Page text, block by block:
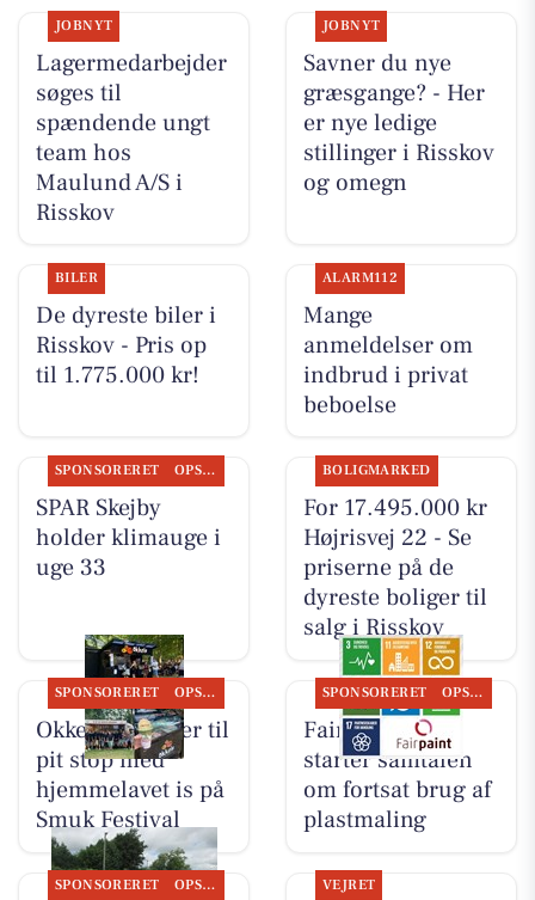
JOBNYT
Lagermedarbejder
søges til
spændende ungt
team hos
Maulund A/S i
Risskov
JOBNYT
Savner du nye
græsgange? - Her
er nye ledige
stillinger i Risskov
og omegn
BILER
De dyreste biler i
Risskov - Pris op
til 1.775.000 kr!
ALARM112
Mange
anmeldelser om
indbrud i privat
beboelse
SPONSORERET OPSLAGSTAVLEN
SPAR Skejby
holder klimauge i
uge 33
BOLIGMARKED
For 17.495.000 kr
Højrisvej 22 - Se
priserne på de
dyreste boliger til
salg i Risskov
SPONSORERET OPSLAGSTAVLEN
Okkels inviterer til
pit stop med
hjemmelavet is på
Smuk Festival
SPONSORERET OPSLAGSTAVLEN
Fairpaint ApS
starter samtalen
om fortsat brug af
plastmaling
SPONSORERET OPSLAGSTAVLEN VEJRET